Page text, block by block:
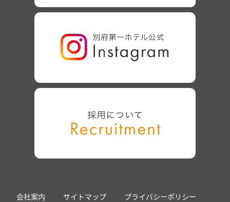
会社案内 サイトマップ プライバシーポリシー